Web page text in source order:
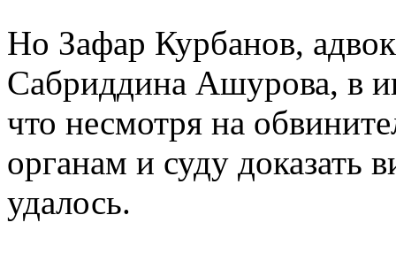
Но Зафар Курбанов,
Сабриддина Ашурова, в
что несмотря на
органам и суду доказать
удалось.